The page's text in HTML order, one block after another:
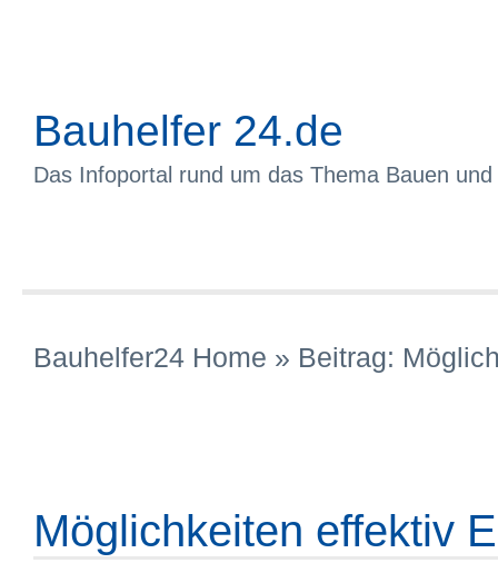
Bauhelfer 24.de
Das Infoportal rund um das Thema Bauen
Bauhelfer24 Home » Beitrag:
Möglichkeiten effektiv